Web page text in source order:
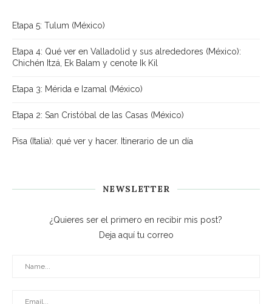
Etapa 5: Tulum (México)
Etapa 4: Qué ver en Valladolid y sus alrededores (México):
Chichén Itzá, Ek Balam y cenote Ik Kil
Etapa 3: Mérida e Izamal (México)
Etapa 2: San Cristóbal de las Casas (México)
Pisa (Italia): qué ver y hacer. Itinerario de un día
NEWSLETTER
¿Quieres ser el primero en recibir mis post?
Deja aquí tu correo